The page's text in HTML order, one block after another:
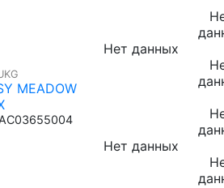
MEADOW
Нет данных
Нет данных